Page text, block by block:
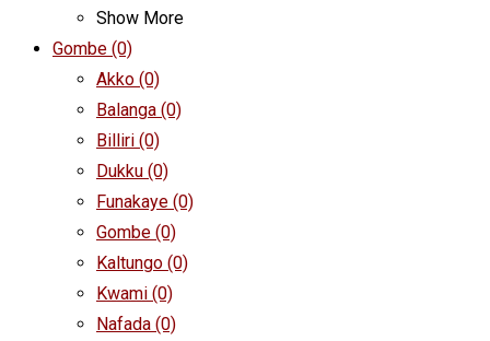
Show More
Gombe (0)
Akko (0)
Balanga (0)
Billiri (0)
Dukku (0)
Funakaye (0)
Gombe (0)
Kaltungo (0)
Kwami (0)
Nafada (0)